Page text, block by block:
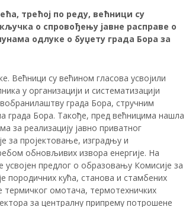
трећој по реду, већници су
о спровођењу јавне расправе о
одлуке о буџету града Бора за
Већници су већином гласова усвојили
у организацији и систематизацији
града Бора, стручним
града Бора. Такође, пред већницима нашла
за реализацију јавно приватног
за пројектовање, изградњу и
обновљивих извора енергије. На
усвојен предлог о образовању Комисије за
породичних кућа, станова и стамбених
термичког омотача, термотехничких
за централну припрему потрошене